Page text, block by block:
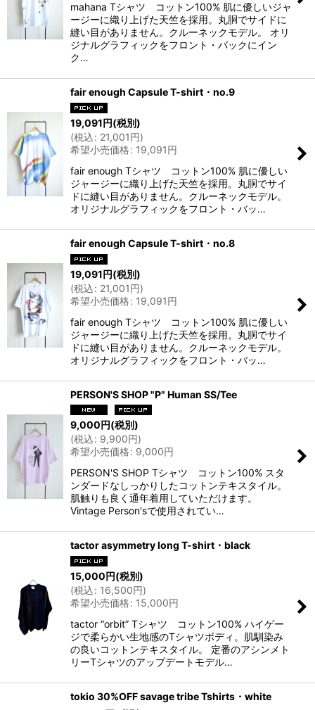
mahana Tシャツ コットン100% 肌に優しいジャ
ージーに織り上げた天竺を採用。丸胴でサイドに
縫い目がありません。クルーネックモデル。 オリ
ジナルグラフィックをフロント・バックにイン
ク…
fair enough Capsule T-shirt・no.9
19,091円(税別)
(税込: 21,001円)
希望小売価格: 19,091円
fair enough Tシャツ コットン100% 肌に優しい
ジャージーに織り上げた天竺を採用。丸胴でサイ
ドに縫い目がありません。クルーネックモデル。
オリジナルグラフィックをフロント・バッ…
fair enough Capsule T-shirt・no.8
19,091円(税別)
(税込: 21,001円)
希望小売価格: 19,091円
fair enough Tシャツ コットン100% 肌に優しい
ジャージーに織り上げた天竺を採用。丸胴でサイ
ドに縫い目がありません。クルーネックモデル。
オリジナルグラフィックをフロント・バッ…
PERSON'S SHOP "P" Human SS/Tee
9,000 円(税別)
(税込: 9,900円)
希望小売価格: 9,000円
PERSON'S SHOP Tシャツ コットン100% スタ
ンダードなしっかりしたコットンテキスタイル。
肌触りも良く通年着用していただけます。
Vintage Person'sで使用されてい…
tactor asymmetry long T-shirt・black
15,000円(税別)
(税込: 16,500円)
希望小売価格: 15,000円
tactor “orbit” Tシャツ コットン100% ハイゲー
ジで柔らかい生地感のTシャツボディ。肌馴染み
の良いコットンテキスタイル。 定番のアシンメト
リーTシャツのアップデートモデル…
tokio 30%OFF savage tribe Tshirts・white